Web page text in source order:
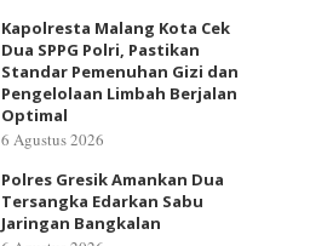
Kapolresta Malang Kota Cek
Dua SPPG Polri, Pastikan
Standar Pemenuhan Gizi dan
Pengelolaan Limbah Berjalan
Optimal
6 Agustus 2026
Polres Gresik Amankan Dua
Tersangka Edarkan Sabu
Jaringan Bangkalan